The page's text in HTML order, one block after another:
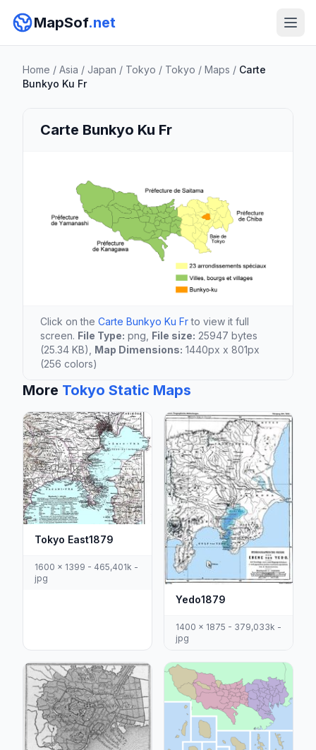
MapSof.net
Home / Asia / Japan / Tokyo / Tokyo / Maps / Carte
Bunkyo Ku Fr
Carte Bunkyo Ku Fr
Click on the Carte Bunkyo Ku Frto view it full
screen. File Type: png, File size: 25947 bytes
(25.34 KB), Map Dimensions: 1440px x 801px
(256 colors)
More Tokyo Static Maps
Tokyo East1879
1600 x 1399 - 465,401k -
jpg
Yedo1879
1400 x 1875 - 379,033k -
jpg